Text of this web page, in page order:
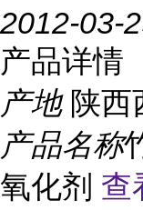
2012-03-
产品详情
产地 陕西
产品名称
氧化剂 查